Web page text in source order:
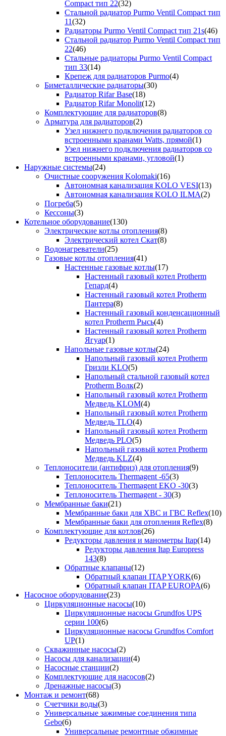
Compact тип 22(32)
Стальной радиатор Purmo Ventil Compact тип
11(32)
Радиаторы Purmo Ventil Compact тип 21s(46)
Стальной радиатор Purmo Ventil Compact тип
22(46)
Стальные радиаторы Purmo Ventil Compact
тип 33(14)
Крепеж для радиаторов Purmo(4)
Биметаллические радиаторы(30)
Радиатор Rifar Base(18)
Радиатор Rifar Monolit(12)
Комплектующие для радиаторов(8)
Арматура для радиаторов(2)
Узел нижнего подключения радиаторов со
встроенными кранами Watts, прямой(1)
Узел нижнего подключения радиаторов со
встроенными кранами, угловой(1)
Наружные системы(24)
Очистные сооружения Kolomaki(16)
Автономная канализация KOLO VESI(13)
Автономная канализация KOLO ILMA(2)
Погреба(5)
Кессоны(3)
Котельное оборудование(130)
Электрические котлы отопления(8)
Электрический котел Скат(8)
Водонагреватели(25)
Газовые котлы отопления(41)
Настенные газовые котлы(17)
Настенный газовый котел Protherm
Гепард(4)
Настенный газовый котел Protherm
Пантера(8)
Настенный газовый конденсационный
котел Protherm Рысь(4)
Настенный газовый котел Protherm
Ягуар(1)
Напольные газовые котлы(24)
Напольный газовый котел Protherm
Гризли KLO(5)
Напольный стальной газовый котел
Protherm Волк(2)
Напольный газовый котел Protherm
Медведь KLOM(4)
Напольный газовый котел Protherm
Медведь TLO(4)
Напольный газовый котел Protherm
Медведь PLO(5)
Напольный газовый котел Protherm
Медведь KLZ(4)
Теплоносители (антифриз) для отопления(9)
Теплоноситель Thermagent -65(3)
Теплоноситель Thermagent EKO -30(3)
Теплоноситель Thermagent - 30(3)
Мембранные баки(21)
Мембранные баки для ХВС и ГВС Reflex(10)
Мембранные баки для отопления Reflex(8)
Комплектующие для котлов(26)
Редукторы давления и манометры Itap(14)
Редукторы давления Itap Europress
143(8)
Обратные клапаны(12)
Обратный клапан ITAP YORK(6)
Обратный клапан ITAP EUROPA(6)
Насосное оборудование(23)
Циркуляционные насосы(10)
Циркуляционные насосы Grundfos UPS
серии 100(6)
Циркуляционные насосы Grundfos Comfort
UP(1)
Скважинные насосы(2)
Насосы для канализации(4)
Насосные станции(2)
Комплектующие для насосов(2)
Дренажные насосы(3)
Монтаж и ремонт(68)
Счетчики воды(3)
Универсальные зажимные соединения типа
Gebo(6)
Универсальные ремонтные обжимные